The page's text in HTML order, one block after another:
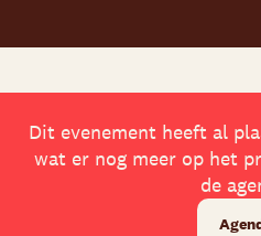
Dit evenement heeft al
wat er nog meer op het
de